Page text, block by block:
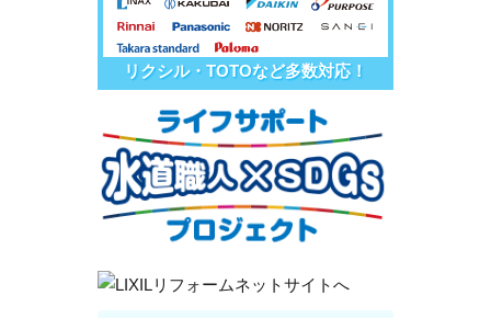
リクシル・TOTOなど多数対応！